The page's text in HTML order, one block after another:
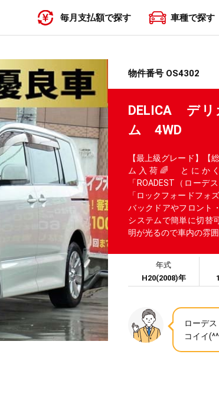
毎月支払額で探す 車種で探す
物件番号 OS4302
DELICA デ
ム 4WD
【最上級グレード】【
ム入荷🌈 とにか
「ROADEST（ロー
「ロックフォードフォ
バックドアやフロント
システムで簡単に切替
明が光るので車内の雰
年式
H20(2008)年
ローデ
コイイ